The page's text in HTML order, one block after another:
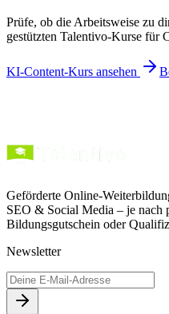
Prüfe, ob die Arbeitsweise zu
gestützten Talentivo-Kurse für
KI-Content-Kurs ansehen
Geförderte Online-
SEO & Social Media – je
Bildungsgutschein oder
Newsletter